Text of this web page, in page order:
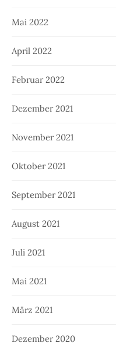
Mai 2022
April 2022
Februar 2022
Dezember 2021
November 2021
Oktober 2021
September 2021
August 2021
Juli 2021
Mai 2021
März 2021
Dezember 2020